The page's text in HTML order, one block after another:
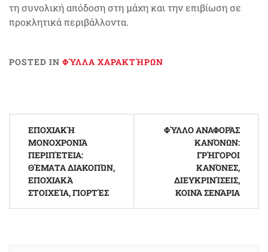
τη συνολική απόδοση στη μάχη και την επιβίωση σε
προκλητικά περιβάλλοντα.
POSTED IN ΦΎΛΛΑ ΧΑΡΑΚΤΉΡΩΝ
navigation
ΕΠΟΧΙΑΚΉ
ΜΟΝΟΧΡΟΝΙΆ
ΠΕΡΙΠΈΤΕΙΑ:
ΘΈΜΑΤΑ ΔΙΑΚΟΠΏΝ,
ΕΠΟΧΙΑΚΆ
ΣΤΟΙΧΕΊΑ, ΓΙΟΡΤΈΣ
ΦΎΛΛΟ ΑΝΑΦΟΡΆΣ
ΚΑΝΌΝΩΝ:
ΓΡΉΓΟΡΟΙ
ΚΑΝΌΝΕΣ,
ΔΙΕΥΚΡΙΝΊΣΕΙΣ,
ΚΟΙΝΆ ΣΕΝΆΡΙΑ